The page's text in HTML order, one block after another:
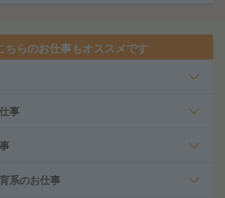
ちらのお仕事もオススメです
事
系のお仕事